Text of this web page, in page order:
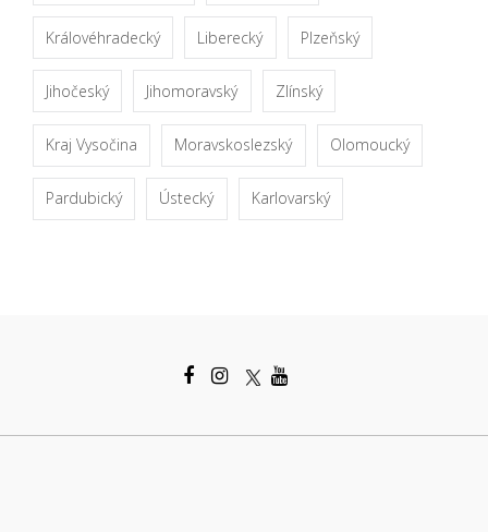
Královéhradecký Liberecký Plzeňský
Jihočeský Jihomoravský Zlínský
Kraj Vysočina Moravskoslezský Olomoucký
Pardubický Ústecký Karlovarský